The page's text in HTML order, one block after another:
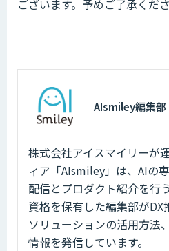
ございます。予めご了承くださ
AIsmiley編集部
株式会社アイスマイリーが
ィア「AIsmiley」は、AIの
配信とプロダクト紹介を行
資格を保有した編集部が
ソリューションの活用方法
情報を発信しています。